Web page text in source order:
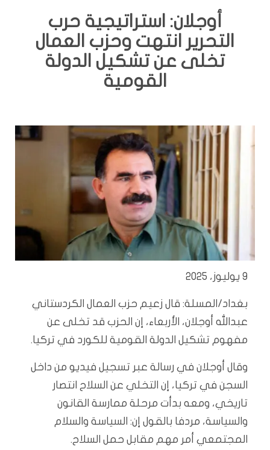
أوجلان: استراتيجية حرب
التحرير انتهت وحزب العمال
تخلى عن تشكيل الدولة
القومية
9 يوليوز، 2025
بغداد/المسلة: قال زعيم حزب العمال الكردستاني
عبدالله أوجلان، الأربعاء، إن الحزب قد تخلى عن
مفهوم تشكيل الدولة القومية للكورد في تركيا.
وقال أوجلان في رسالة عبر تسجيل فيديو من داخل
السجن في تركيا، إن التخلي عن السلاح انتصار
تاريخي، ومعه بدأت مرحلة ممارسة القانون
والسياسة، مردفا بالقول إن: السياسة والسلام
المجتمعي أمر مهم مقابل حمل السلاح.